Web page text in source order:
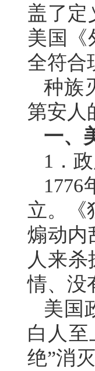
盖了定
美国《
全符合
种族
第安人
一、
1．
1776
立。《
煽动内
人来
情、没
美国
白人
绝”消